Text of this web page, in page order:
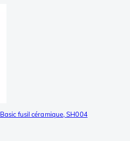
fusil céramique, SH004